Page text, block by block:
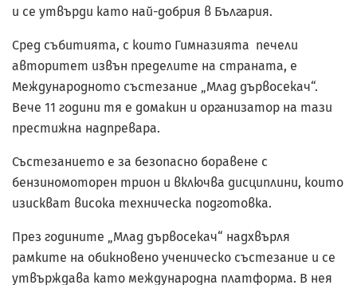
и се утвърди като най-добрия в България.
Сред събитията, с които Гимназията печели
авторитет извън пределите на страната, е
Международното състезание „Млад дървосекач“.
Вече 11 години тя е домакин и организатор на тази
престижна надпревара.
Състезанието е за безопасно боравене с
бензиномоторен трион и включва дисциплини, които
изискват висока техническа подготовка.
През годините „Млад дървосекач“ надхвърля
рамките на обикновено ученическо състезание и се
утвърждава като международна платформа. В нея